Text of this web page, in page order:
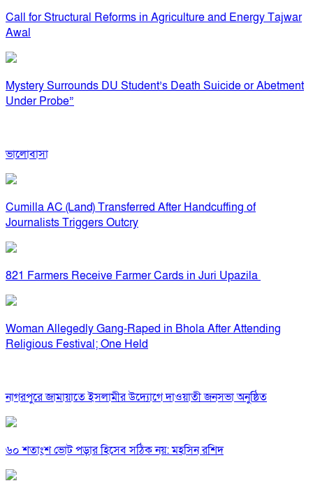
Call for Structural Reforms in Agriculture and Energy Tajwar
Awal
Mystery Surrounds DU Student’s Death Suicide or Abetment
Under Probe”
ভালোবাসা
Cumilla AC (Land) Transferred After Handcuffing of
Journalists Triggers Outcry
821 Farmers Receive Farmer Cards in Juri Upazila
Woman Allegedly Gang-Raped in Bhola After Attending
Religious Festival; One Held
নাগরপুরে জামায়াতে ইসলামীর উদ্যোগে দাওয়াতী জনসভা অনুষ্ঠিত
৬০ শতাংশ ভোট পড়ার হিসেব সঠিক নয়: মহসিন রশিদ